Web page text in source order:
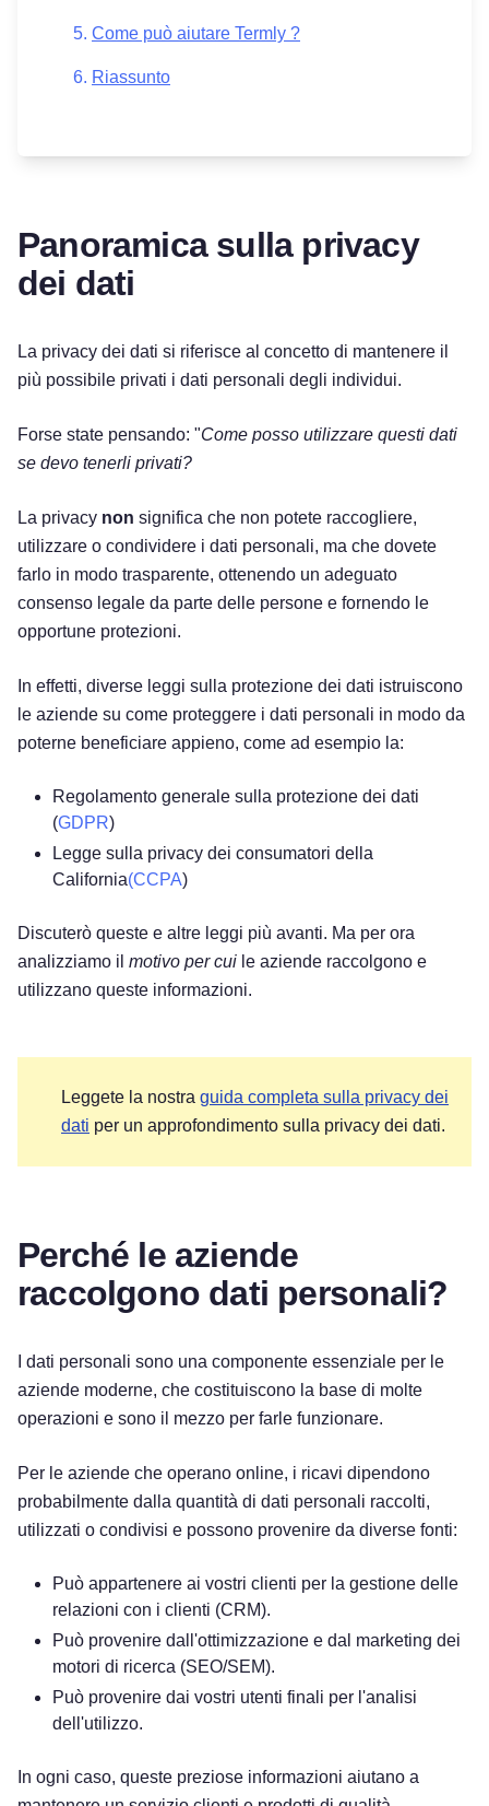
Come può aiutare Termly ?
Riassunto
Panoramica sulla privacy
dei dati
La privacy dei dati si riferisce al concetto di mantenere il
più possibile privati i dati personali degli individui.
Forse state pensando: "Come posso utilizzare questi dati
se devo tenerli privati?
La privacy non significa che non potete raccogliere,
utilizzare o condividere i dati personali, ma che dovete
farlo in modo trasparente, ottenendo un adeguato
consenso legale da parte delle persone e fornendo le
opportune protezioni.
In effetti, diverse leggi sulla protezione dei dati istruiscono
le aziende su come proteggere i dati personali in modo da
poterne beneficiare appieno, come ad esempio la:
Regolamento generale sulla protezione dei dati
(GDPR)
Legge sulla privacy dei consumatori della
California(CCPA)
Discuterò queste e altre leggi più avanti. Ma per ora
analizziamo il motivo per cui le aziende raccolgono e
utilizzano queste informazioni.
Leggete la nostra guida completa sulla privacy dei
dati per un approfondimento sulla privacy dei dati.
Perché le aziende
raccolgono dati personali?
I dati personali sono una componente essenziale per le
aziende moderne, che costituiscono la base di molte
operazioni e sono il mezzo per farle funzionare.
Per le aziende che operano online, i ricavi dipendono
probabilmente dalla quantità di dati personali raccolti,
utilizzati o condivisi e possono provenire da diverse fonti:
Può appartenere ai vostri clienti per la gestione delle
relazioni con i clienti (CRM).
Può provenire dall'ottimizzazione e dal marketing dei
motori di ricerca (SEO/SEM).
Può provenire dai vostri utenti finali per l'analisi
dell'utilizzo.
In ogni caso, queste preziose informazioni aiutano a